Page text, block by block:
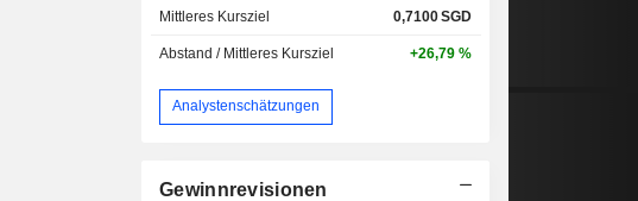
Mittleres Kursziel 0,7100SGD
Abstand / Mittleres Kursziel +26,79 %
Analystenschätzungen
Gewinnrevisionen